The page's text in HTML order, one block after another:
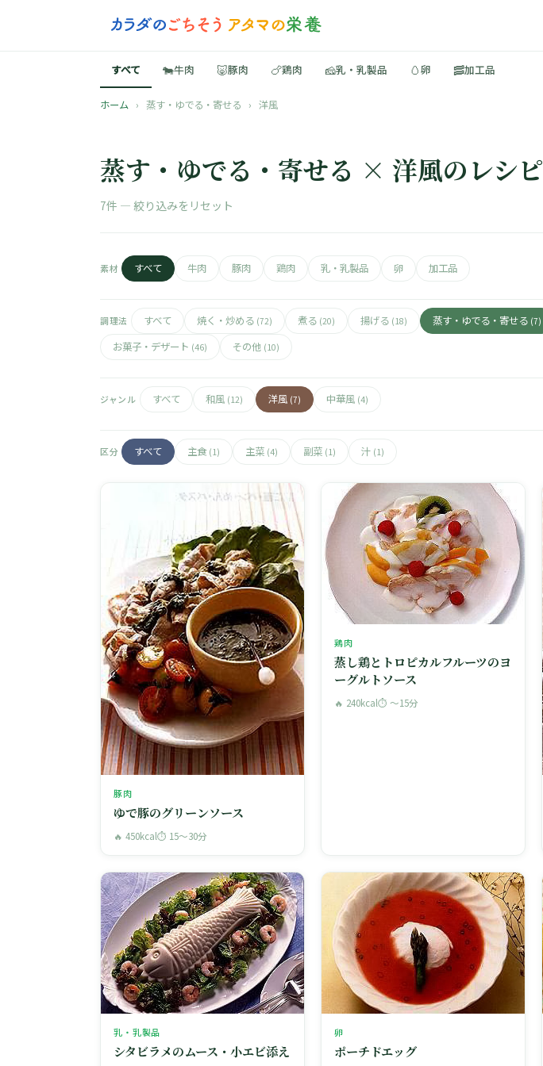
すべて 🐄牛肉 🐷豚肉 🍗鶏肉 🧀乳・乳製品 🥚卵 🥓加工品
ホーム › 蒸す・ゆでる・寄せる › 洋風
蒸す・ゆでる・寄せる × 洋風のレシピ
7件 — 絞り込みをリセット
素材 すべて 牛肉 豚肉 鶏肉 乳・乳製品 卵 加工品
調理法 すべて 焼く・炒める (72) 煮る (20) 揚げる (18) 蒸す・ゆでる・寄せる (7)
お菓子・デザート (46) その他 (10)
ジャンル すべて 和風 (12) 洋風 (7) 中華風 (4)
区分 すべて 主食 (1) 主菜 (4) 副菜 (1) 汁 (1)
豚肉
ゆで豚のグリーンソース
🔥 450kcal⏱ 15〜30分
鶏肉
蒸し鶏とトロピカルフルーツのヨ
ーグルトソース
🔥 240kcal⏱ 〜15分
乳・乳製品
シタビラメのムース・小エビ添え
卵
ポーチドエッグ